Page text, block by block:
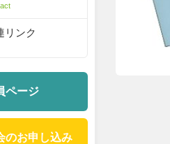
リンク
ページ
のお申し込み